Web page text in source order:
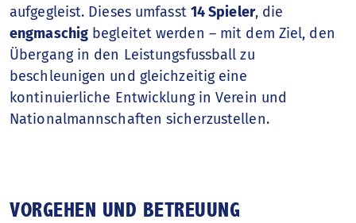
aufgegleist. Dieses umfasst 14 Spieler, die
engmaschig begleitet werden – mit dem Ziel, den
Übergang in den Leistungsfussball zu
beschleunigen und gleichzeitig eine
kontinuierliche Entwicklung in Verein und
Nationalmannschaften sicherzustellen.
VORGEHEN UND BETREUUNG